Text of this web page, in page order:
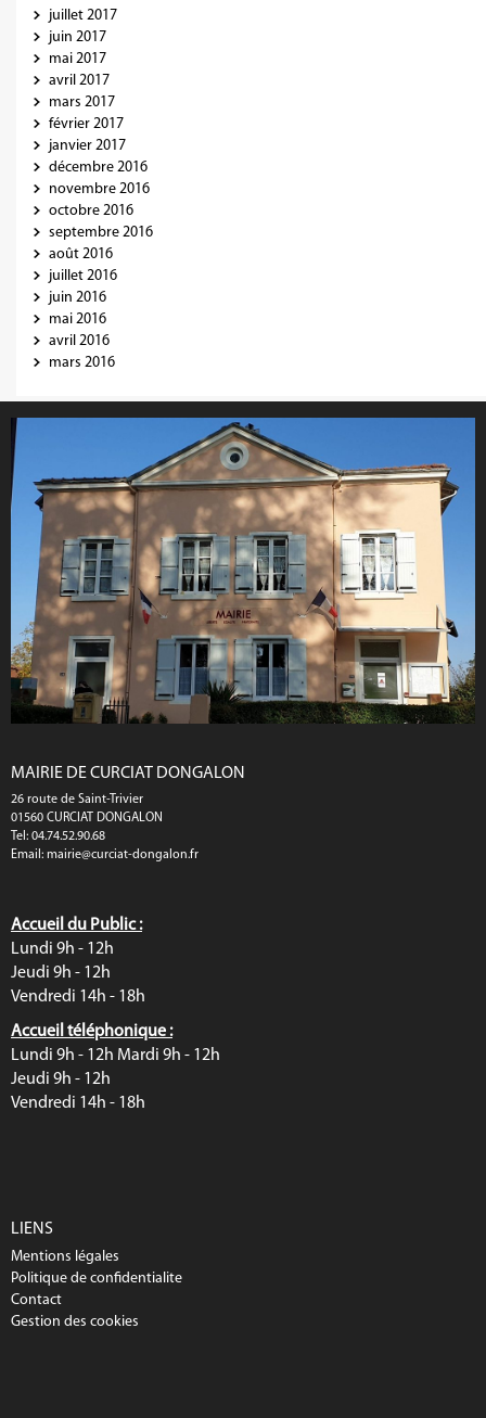
juillet 2017
juin 2017
mai 2017
avril 2017
mars 2017
février 2017
janvier 2017
décembre 2016
novembre 2016
octobre 2016
septembre 2016
août 2016
juillet 2016
juin 2016
mai 2016
avril 2016
mars 2016
MAIRIE DE CURCIAT DONGALON
26 route de Saint-Trivier
01560 CURCIAT DONGALON
Tel: 04.74.52.90.68
Email: mairie@curciat-dongalon.fr
Accueil du Public :
Lundi 9h - 12h
Jeudi 9h - 12h
Vendredi 14h - 18h
Accueil téléphonique :
Lundi 9h - 12h Mardi 9h - 12h
Jeudi 9h - 12h
Vendredi 14h - 18h
LIENS
Mentions légales
Politique de confidentialite
Contact
Gestion des cookies